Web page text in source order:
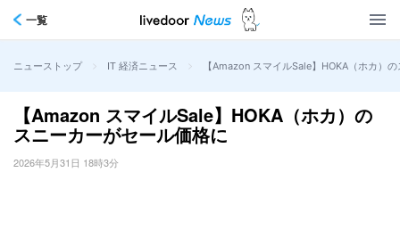
一覧
ニューストップ > IT 経済ニュース > 【Amazon スマイルSale】HOKA（ホカ）
【Amazon スマイルSale】HOKA（ホカ）の
スニーカーがセール価格に
2026年5月31日 18時3分